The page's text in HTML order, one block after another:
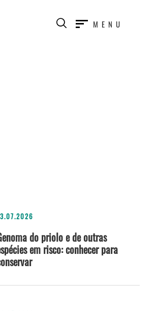
MENU
do priolo e de outras
em risco: conhecer para